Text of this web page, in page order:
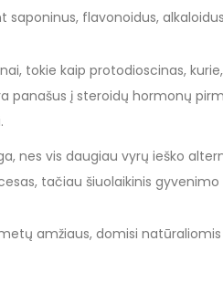
flavonoidus,
tokie kaip protodioscinas,
panašus į steroidų hormonų
nes vis daugiau vyrų ieško
tačiau šiuolaikinis
amžiaus, domisi